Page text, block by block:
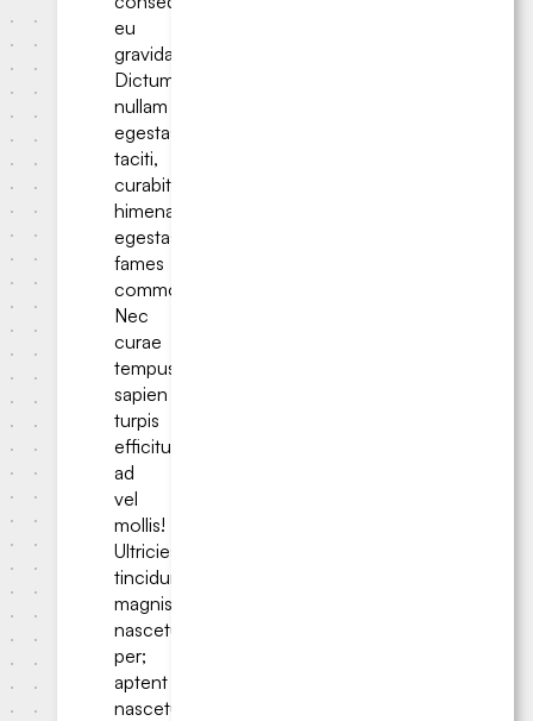
eu
gravida.
Dictumst
nullam
egestas
taciti,
curabitur
himenaeos
egestas
fames
commodo.
Nec
curae
tempus
sapien
turpis
efficitur
ad
vel
mollis!
Ultricies
tincidunt
magnis
nascetur
per;
aptent
nascetur